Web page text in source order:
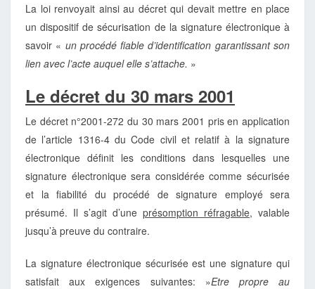
La loi renvoyait ainsi au décret qui devait mettre en place
un dispositif de sécurisation de la signature électronique à
savoir « un procédé fiable d’identification garantissant son
lien avec l’acte auquel elle s’attache. »
Le décret du 30 mars 2001
Le décret n°2001-272 du 30 mars 2001 pris en application
de l’article 1316-4 du Code civil et relatif à la signature
électronique définit les conditions dans lesquelles une
signature électronique sera considérée comme sécurisée
et la fiabilité du procédé de signature employé sera
présumé. Il s’agit d’une présomption réfragable, valable
jusqu’à preuve du contraire.
La signature électronique sécurisée est une signature qui
satisfait aux exigences suivantes: »Etre propre au